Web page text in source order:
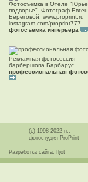
Фотосъемка в Отеле
подворье". Фотограф
Береговой. www.proprint.ru
instagram.com/proprint777
фотосъемка интерьера
Рекламная фотосессия
барбершопа Барбарус.
профессиональная
(с) 1998-2022 гг.,
фотостудия ProPrint
Разработка сайта: fljot